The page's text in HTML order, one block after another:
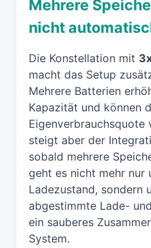
Mehrere
nicht
Die Konstellation mit
macht das Setup
Mehrere Batterien
Kapazität und können
Eigenverbrauchsquote
steigt aber der
sobald mehrere
geht es nicht mehr nur
Ladezustand, sondern
abgestimmte Lade-
ein sauberes
System.